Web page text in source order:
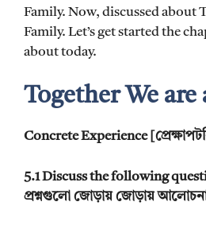
Family. Now, discussed about
Family. Let’s get started the
about today.
Together We are
Concrete Experience
5.1 Discuss the following
প্রশ্নগুলো জোড়ায় জোড়ায়